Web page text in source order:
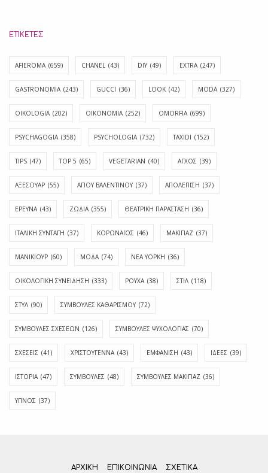
ΕΤΙΚΈΤΕΣ
AFIEROMA (659) CHANEL (43) DIY (49) EXTRA (247)
GASTRONOMIA (243) GUCCI (36) LOOK (42) MODA (327)
OIKOLOGIA (202) OIKONOMIA (252) OMORFIA (699)
PSYCHAGOGIA (358) PSYCHOLOGIA (732) TAXIDI (152)
TIPS (47) TOP 5 (65) VEGETARIAN (40) ΑΓΧΟΣ (39)
ΑΞΕΣΟΥΑΡ (55) ΑΓΊΟΥ ΒΑΛΕΝΤΊΝΟΥ (37) ΑΠΟΛΈΠΙΣΗ (37)
ΕΡΕΥΝΑ (43) ΖΩΔΙΑ (355) ΘΕΑΤΡΙΚΗ ΠΑΡΑΣΤΑΣΗ (36)
ΙΤΑΛΙΚΗ ΣΥΝΤΑΓΗ (37) ΚΟΡΩΝΑΪΟΣ (46) ΜΑΚΙΓΙΑΖ (37)
ΜΑΝΙΚΙΟΥΡ (60) ΜΟΔΑ (74) ΝΕΑ ΥΟΡΚΗ (36)
ΟΙΚΟΛΟΓΙΚΗ ΣΥΝΕΙΔΗΣΗ (333) ΡΟΥΧΑ (38) ΣΤΙΛ (118)
ΣΤΥΛ (90) ΣΥΜΒΟΥΛΕΣ ΚΑΘΑΡΙΣΜΟΥ (72)
ΣΥΜΒΟΥΛΕΣ ΣΧΕΣΕΩΝ (126) ΣΥΜΒΟΥΛΕΣ ΨΥΧΟΛΟΓΙΑΣ (70)
ΣΧΕΣΕΙΣ (41) ΧΡΙΣΤΟΥΓΕΝΝΑ (43) ΕΜΦΆΝΙΣΗ (43) ΙΔΈΕΣ (39)
ΙΣΤΟΡΊΑ (47) ΣΥΜΒΟΥΛΈΣ (48) ΣΥΜΒΟΥΛΈΣ ΜΑΚΙΓΙΆΖ (36)
ΎΠΝΟΣ (37)
ΑΡΧΙΚΗ ΕΠΙΚΟΙΝΩΝΊΑ ΣΧΕΤΙΚΆ